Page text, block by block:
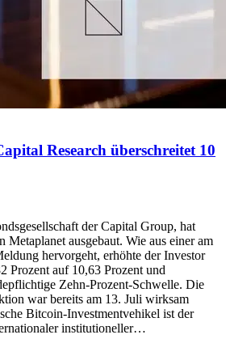
Research überschreitet 10
der Capital Group, hat
Metaplanet ausgebaut. Wie aus einer am
hervorgeht, erhöhte der Investor
Prozent auf 10,63 Prozent und
Zehn-Prozent-Schwelle. Die
war bereits am 13. Juli wirksam
Bitcoin-Investmentvehikel ist der
institutioneller…